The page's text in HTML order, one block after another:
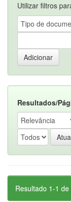
Utilizar filtros
Resultados/
Resultado 1-1 de